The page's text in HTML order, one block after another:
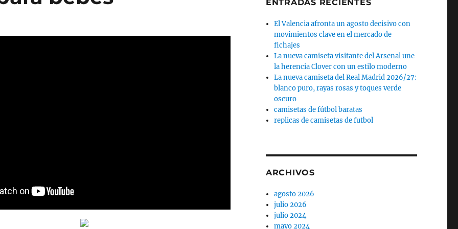
ENTRADAS RECIENTES
El Valencia afronta un agosto decisivo con
movimientos clave en el mercado de
fichajes
La nueva camiseta visitante del Arsenal une
la herencia Clover con un estilo moderno
La nueva camiseta del Real Madrid 2026/27:
blanco puro, rayas rosas y toques verde
oscuro
camisetas de fútbol baratas
replicas de camisetas de futbol
ARCHIVOS
agosto 2026
julio 2026
julio 2024
mayo 2024